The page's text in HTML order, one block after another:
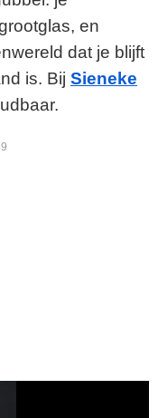
en
dat je blijft
is. Bij Sieneke